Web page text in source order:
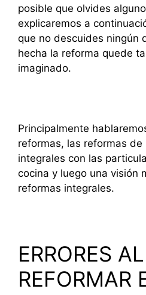
posible que olvides
explicaremos a
que no descuides ningún
hecha la reforma quede
imaginado.
Principalmente
reformas, las reformas
integrales con las
cocina y luego una visión
reformas integrales.
ERRORES AL
REFORMAR